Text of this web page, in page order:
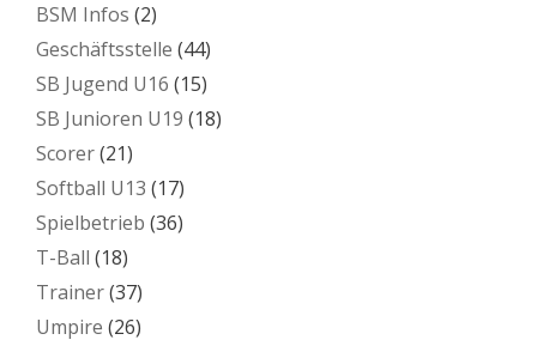
BSM Infos (2)
Geschäftsstelle (44)
SB Jugend U16 (15)
SB Junioren U19 (18)
Scorer(21)
Softball U13 (17)
Spielbetrieb (36)
T-Ball (18)
Trainer(37)
Umpire (26)